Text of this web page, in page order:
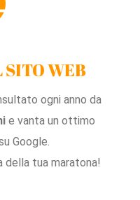
WEB
ogni anno da
e vanta un ottimo
Google.
della tua maratona!